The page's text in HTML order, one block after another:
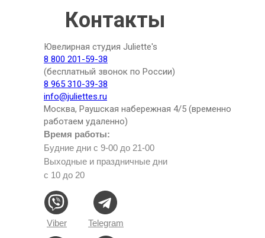
Время работы:
Будние дни с 9-00 до 21-00
Выходные и праздничные дни
с 10 до 20
Telegram
Viber
Ювелирная студия Juliette's
8 800 201-59-38
(бесплатный звонок по России)
8 965 310-39-38
info@juliettes.ru
Москва, Раушская набережная 4/5 (временно
работаем удаленно)
Контакты